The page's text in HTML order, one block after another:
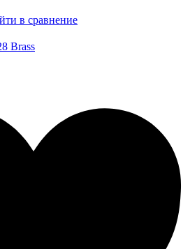
в сравнение
Brass